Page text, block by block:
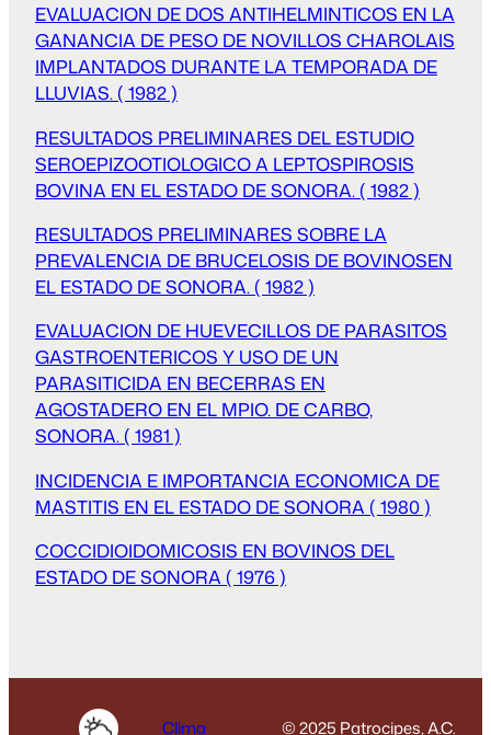
EVALUACION DE DOS ANTIHELMINTICOS EN LA
GANANCIA DE PESO DE NOVILLOS CHAROLAIS
IMPLANTADOS DURANTE LA TEMPORADA DE
LLUVIAS. ( 1982 )
RESULTADOS PRELIMINARES DEL ESTUDIO
SEROEPIZOOTIOLOGICO A LEPTOSPIROSIS
BOVINA EN EL ESTADO DE SONORA. ( 1982 )
RESULTADOS PRELIMINARES SOBRE LA
PREVALENCIA DE BRUCELOSIS DE BOVINOSEN
EL ESTADO DE SONORA. ( 1982 )
EVALUACION DE HUEVECILLOS DE PARASITOS
GASTROENTERICOS Y USO DE UN
PARASITICIDA EN BECERRAS EN
AGOSTADERO EN EL MPIO. DE CARBO,
SONORA. ( 1981 )
INCIDENCIA E IMPORTANCIA ECONOMICA DE
MASTITIS EN EL ESTADO DE SONORA ( 1980 )
COCCIDIOIDOMICOSIS EN BOVINOS DEL
ESTADO DE SONORA ( 1976 )
Clima © 2025 Patrocipes, A.C.